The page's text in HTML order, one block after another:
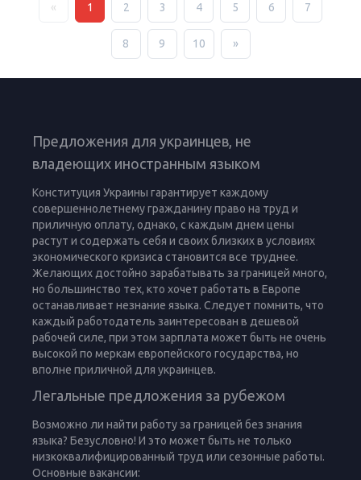
« 1 2 3 4 5 6 7
8 9 10 »
Предложения для украинцев, не
владеющих иностранным языком
Конституция Украины гарантирует каждому
совершеннолетнему гражданину право на труд и
приличную оплату, однако, с каждым днем цены
растут и содержать себя и своих близких в условиях
экономического кризиса становится все труднее.
Желающих достойно зарабатывать за границей много,
но большинство тех, кто хочет работать в Европе
останавливает незнание языка. Следует помнить, что
каждый работодатель заинтересован в дешевой
рабочей силе, при этом зарплата может быть не очень
высокой по меркам европейского государства, но
вполне приличной для украинцев.
Легальные предложения за рубежом
Возможно ли найти работу за границей без знания
языка? Безусловно! И это может быть не только
низкоквалифицированный труд или сезонные работы.
Основные вакансии: